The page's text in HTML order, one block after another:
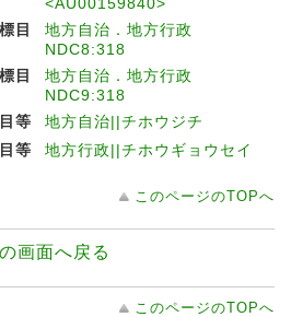
目
地方自治．地方行政
NDC8:318
目
地方自治．地方行政
NDC9:318
等
地方自治||チホウジチ
等
地方行政||チホウギョウセイ
このページのTOPへ
画面へ戻る
このページのTOPへ